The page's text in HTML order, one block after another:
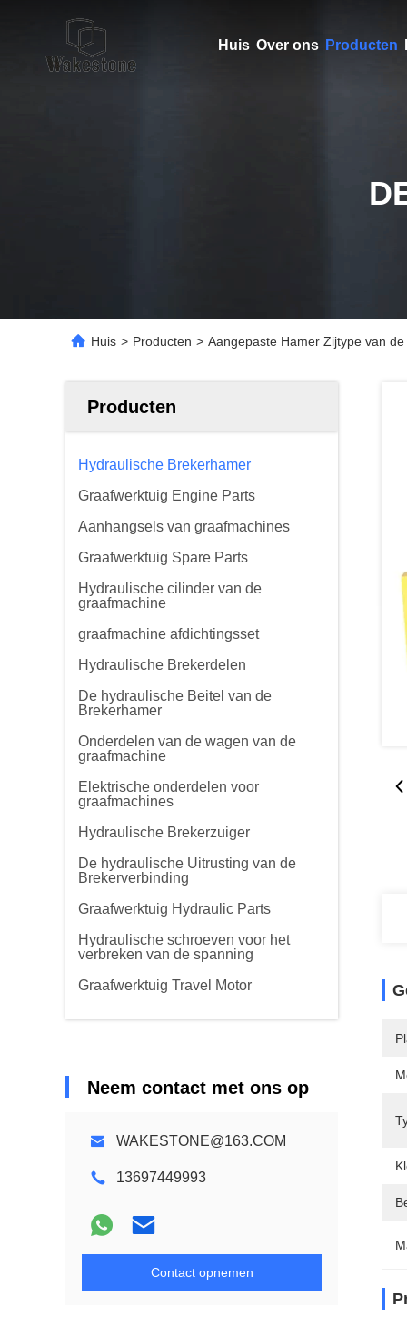
Huis Over ons Producten
Huis > Producten > Aangepaste Hamer Zijtype van
Producten
Hydraulische Brekerhamer
Graafwerktuig Engine Parts
Aanhangsels van graafmachines
Graafwerktuig Spare Parts
Hydraulische cilinder van de
graafmachine
graafmachine afdichtingsset
Hydraulische Brekerdelen
De hydraulische Beitel van de
Brekerhamer
Onderdelen van de wagen van de
graafmachine
Elektrische onderdelen voor
graafmachines
Hydraulische Brekerzuiger
De hydraulische Uitrusting van de
Brekerverbinding
Graafwerktuig Hydraulic Parts
Hydraulische schroeven voor het
verbreken van de spanning
Graafwerktuig Travel Motor
Neem contact met ons op
WAKESTONE@163.COM
13697449993
Contact opnemen